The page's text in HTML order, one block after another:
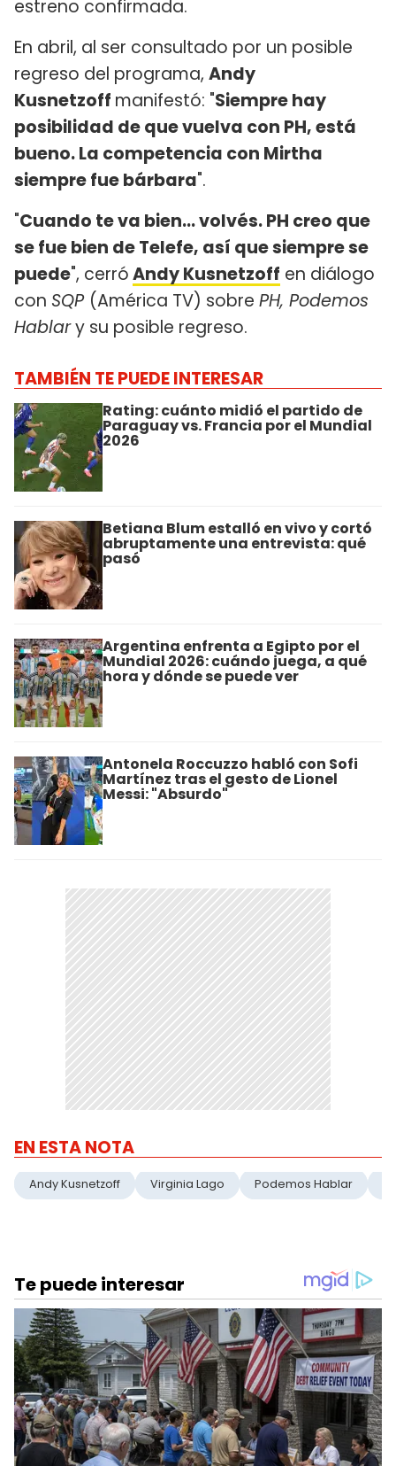
estreno confirmada.
En abril, al ser consultado por un posible
regreso del programa, Andy
Kusnetzoff manifestó: "Siempre hay
posibilidad de que vuelva con PH, está
bueno. La competencia con Mirtha
siempre fue bárbara".
"Cuando te va bien... volvés. PH creo que
se fue bien de Telefe, así que siempre se
puede", cerróAndy Kusnetzoff en diálogo
con SQP (América TV) sobre PH, Podemos
Hablary su posible regreso.
TAMBIÉN TE PUEDE INTERESAR
Rating: cuánto midió el partido de
Paraguay vs. Francia por el Mundial
2026
Betiana Blum estalló en vivo y cortó
abruptamente una entrevista: qué
pasó
Argentina enfrenta a Egipto por el
Mundial 2026: cuándo juega, a qué
hora y dónde se puede ver
Antonela Roccuzzo habló con Sofi
Martínez tras el gesto de Lionel
Messi: "Absurdo"
EN ESTA NOTA
Andy Kusnetzoff Virginia Lago Podemos Hablar